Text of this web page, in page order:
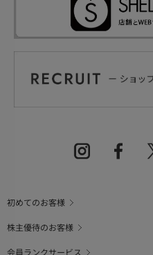
初めてのお客様
株主優待のお客様